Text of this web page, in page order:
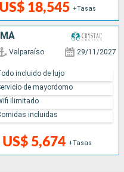
US$ 18,545 +Tasas
Valparaíso 29/11/2027
US$ 5,674 +Tasas
incluido de lujo
de mayordomo
ilimitado
incluidas